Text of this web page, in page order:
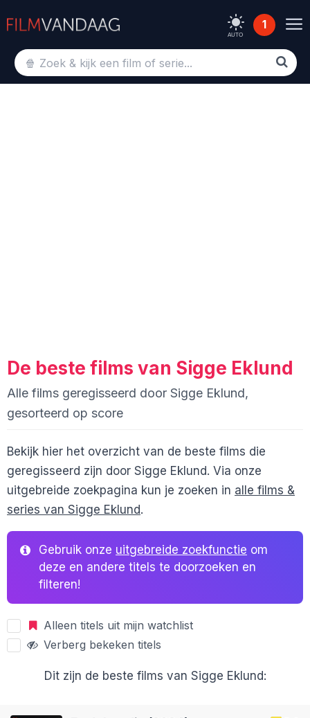
AUTO
1
De beste films van Sigge Eklund
Alle films geregisseerd door Sigge Eklund,
gesorteerd op score
Bekijk hier het overzicht van de beste films die
geregisseerd zijn door Sigge Eklund. Via onze
uitgebreide zoekpagina kun je zoeken in alle films &
series van Sigge Eklund.
Gebruik onze uitgebreide zoekfunctie om
deze en andere titels te doorzoeken en
filteren!
Alleen titels uit mijn watchlist
Verberg bekeken titels
Dit zijn de beste films van Sigge Eklund: